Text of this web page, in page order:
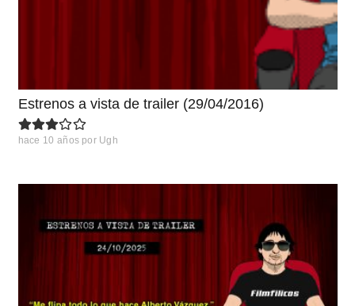
Estrenos a vista de trailer (29/04/2016)
hace 10 años por Ugh